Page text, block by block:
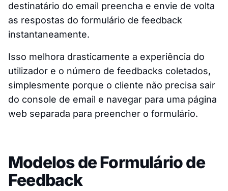
destinatário do email preencha e envie de volta
as respostas do formulário de feedback
instantaneamente.
Isso melhora drasticamente a experiência do
utilizador e o número de feedbacks coletados,
simplesmente porque o cliente não precisa sair
do console de email e navegar para uma página
web separada para preencher o formulário.
Modelos de Formulário de
Feedback